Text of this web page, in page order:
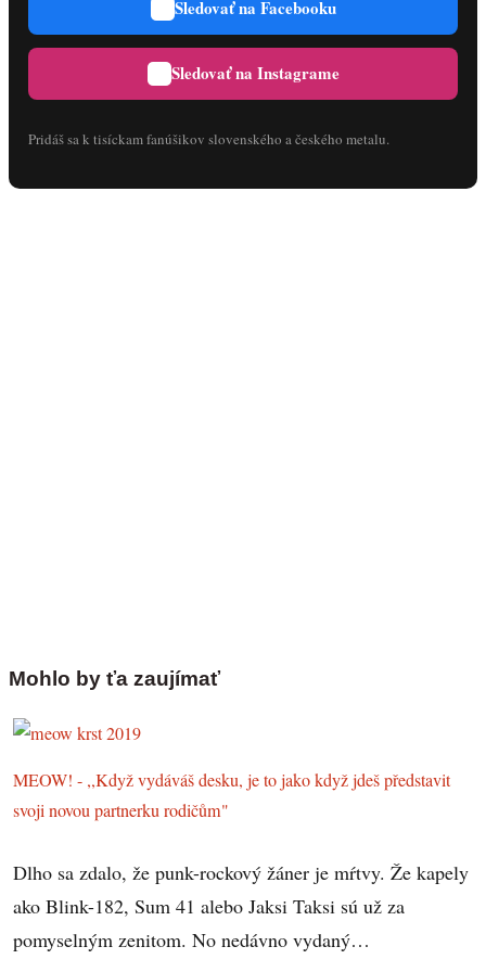
Sledovať na Facebooku
Sledovať na Instagrame
Pridáš sa k tisíckam fanúšikov slovenského a českého metalu.
Mohlo by ťa zaujímať
MEOW! - ,,Když vydáváš desku, je to jako když jdeš představit
svoji novou partnerku rodičům"
Dlho sa zdalo, že punk-rockový žáner je mŕtvy. Že kapely
ako Blink-182, Sum 41 alebo Jaksi Taksi sú už za
pomyselným zenitom. No nedávno vydaný…